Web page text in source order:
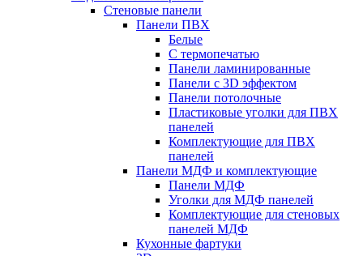
Стеновые панели
Панели ПВХ
Белые
С термопечатью
Панели ламинированные
Панели с 3D эффектом
Панели потолочные
Пластиковые уголки для ПВХ
панелей
Комплектующие для ПВХ
панелей
Панели МДФ и комплектующие
Панели МДФ
Уголки для МДФ панелей
Комплектующие для стеновых
панелей МДФ
Кухонные фартуки